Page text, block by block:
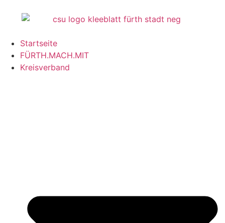
springen
Startseite
FÜRTH.MACH.MIT
Kreisverband